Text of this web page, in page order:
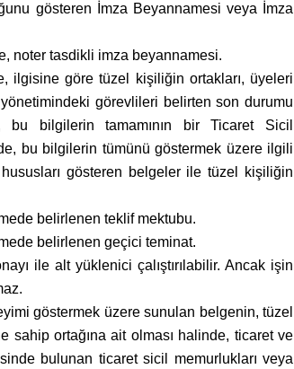
gösteren İmza Beyannamesi veya İmza
noter tasdikli imza beyannamesi.
ilgisine göre tüzel kişiliğin ortakları, üyeleri
görevlileri belirten son durumu
bilgilerin tamamının bir Ticaret Sicil
bu bilgilerin tümünü göstermek üzere ilgili
gösteren belgeler ile tüzel kişiliğin
belirlenen teklif mektubu.
belirlenen geçici teminat.
ile alt yüklenici çalıştırılabilir. Ancak işin
göstermek üzere sunulan belgenin, tüzel
sahip ortağına ait olması halinde, ticaret ve
bulunan ticaret sicil memurlukları veya